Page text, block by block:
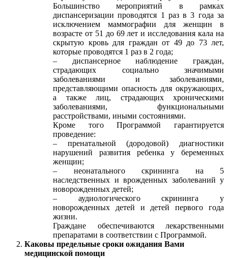
Большинство мероприятий в рамках
диспансеризации проводятся 1 раз в 3 года за
исключением маммографии для женщин в
возрасте от 51 до 69 лет и исследования кала на
скрытую кровь для граждан от 49 до 73 лет,
которые проводятся 1 раз в 2 года;
– диспансерное наблюдение граждан,
страдающих социально значимыми
заболеваниями и заболеваниями,
представляющими опасность для окружающих,
а также лиц, страдающих хроническими
заболеваниями, функциональными
расстройствами, иными состояниями.
Кроме того Программой гарантируется
проведение:
– пренатальной (дородовой) диагностики
нарушений развития ребенка у беременных
женщин;
– неонатального скрининга на 5
наследственных и врожденных заболеваний у
новорожденных детей;
– аудиологического скрининга у
новорожденных детей и детей первого года
жизни.
Граждане обеспечиваются лекарственными
препаратами в соответствии с Программой.
Каковы предельные сроки ожидания Вами
медицинской помощи